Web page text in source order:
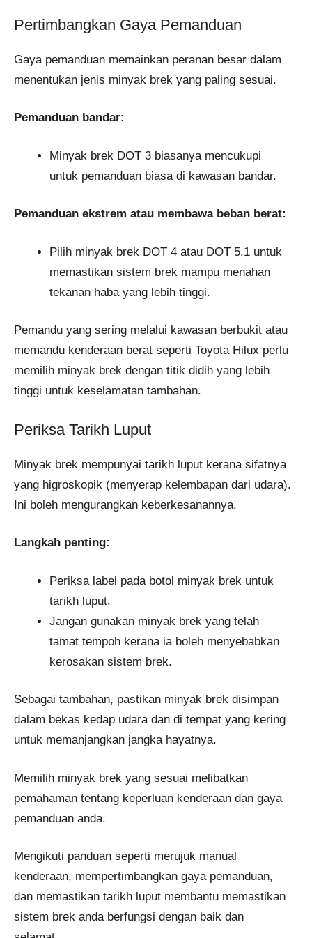
Pertimbangkan Gaya Pemanduan
Gaya pemanduan memainkan peranan besar dalam
menentukan jenis minyak brek yang paling sesuai.
Pemanduan bandar:
Minyak brek DOT 3 biasanya mencukupi
untuk pemanduan biasa di kawasan bandar.
Pemanduan ekstrem atau membawa beban berat:
Pilih minyak brek DOT 4 atau DOT 5.1 untuk
memastikan sistem brek mampu menahan
tekanan haba yang lebih tinggi.
Pemandu yang sering melalui kawasan berbukit atau
memandu kenderaan berat seperti Toyota Hilux perlu
memilih minyak brek dengan titik didih yang lebih
tinggi untuk keselamatan tambahan.
Periksa Tarikh Luput
Minyak brek mempunyai tarikh luput kerana sifatnya
yang higroskopik (menyerap kelembapan dari udara).
Ini boleh mengurangkan keberkesanannya.
Langkah penting:
Periksa label pada botol minyak brek untuk
tarikh luput.
Jangan gunakan minyak brek yang telah
tamat tempoh kerana ia boleh menyebabkan
kerosakan sistem brek.
Sebagai tambahan, pastikan minyak brek disimpan
dalam bekas kedap udara dan di tempat yang kering
untuk memanjangkan jangka hayatnya.
Memilih minyak brek yang sesuai melibatkan
pemahaman tentang keperluan kenderaan dan gaya
pemanduan anda.
Mengikuti panduan seperti merujuk manual
kenderaan, mempertimbangkan gaya pemanduan,
dan memastikan tarikh luput membantu memastikan
sistem brek anda berfungsi dengan baik dan